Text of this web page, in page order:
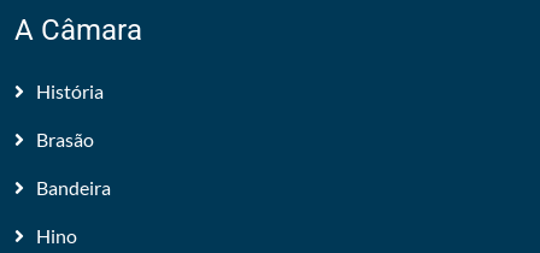
A Câmara
História
Brasão
Bandeira
Hino